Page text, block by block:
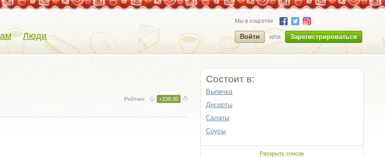
Люди
Мы в соцсетях
Войти или Зарегистрироваться
Состоит в:
Выпечка
Десерты
Салаты
Соусы
Раскрыть список
Рейтинг: +338.00